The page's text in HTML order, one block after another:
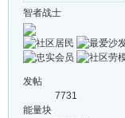
智者战士
发帖
7731
能量块